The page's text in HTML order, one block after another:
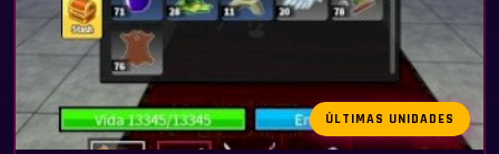
ÚLTIMAS UNIDADES